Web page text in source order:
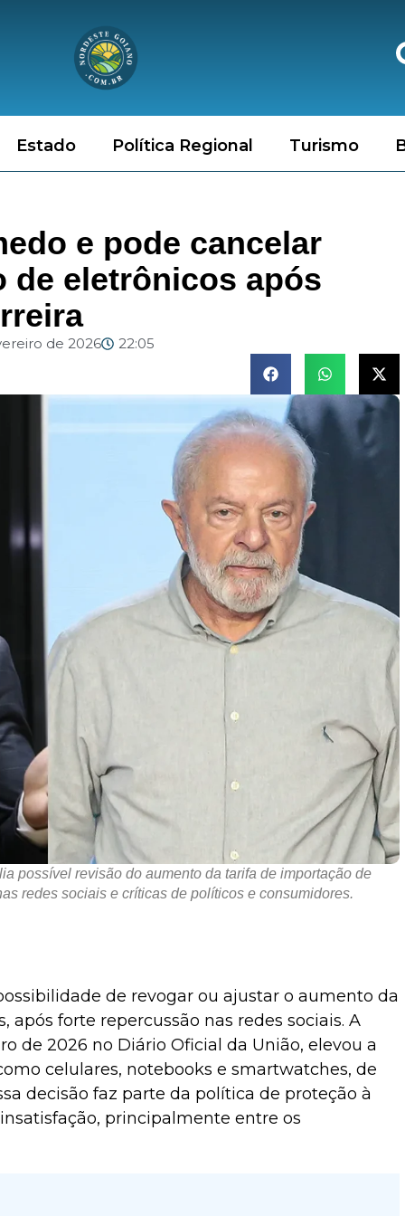
Estado Política Regional Turismo
e pode cancelar
de eletrônicos após
de 2026 22:05
possível revisão do aumento da tarifa de importação de
redes sociais e críticas de políticos e consumidores.
de revogar ou ajustar o aumento da
forte repercussão nas redes sociais. A
de 2026 no Diário Oficial da União, elevou a
celulares, notebooks e smartwatches, de
decisão faz parte da política de proteção à
principalmente entre os